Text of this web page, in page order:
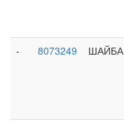
-
8073249 ШАЙБА